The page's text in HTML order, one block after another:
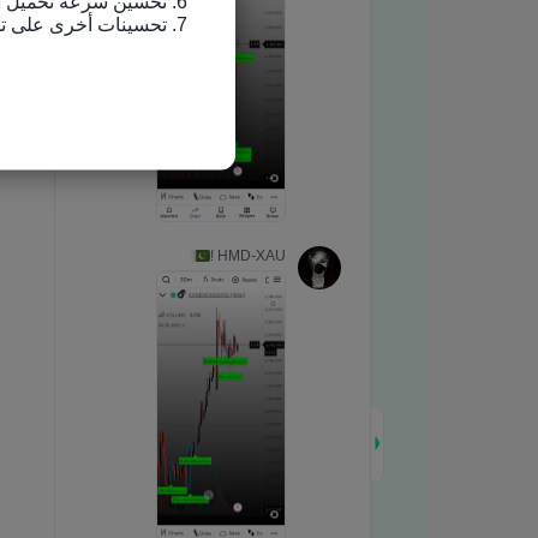
7. تحسينات أخرى على تجربة الاستخدام وإصلاح الأخطاء